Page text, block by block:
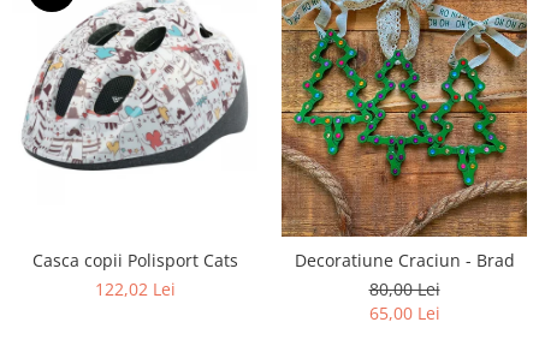
Casca copii Polisport Cats
122,02 Lei
Decoratiune Craciun - Brad
80,00 Lei
65,00 Lei